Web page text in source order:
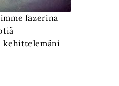
fazerina
kehittelemäni